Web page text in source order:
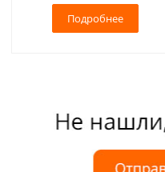
Подробнее